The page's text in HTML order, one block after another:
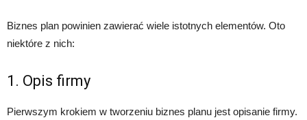
Biznes plan powinien zawierać wiele istotnych elementów. Oto
niektóre z nich:
1. Opis firmy
Pierwszym krokiem w tworzeniu biznes planu jest opisanie firmy.